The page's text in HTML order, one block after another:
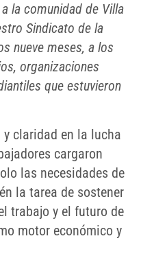
la comunidad de Villa
Sindicato de la
nueve meses, a los
organizaciones
que estuvieron
claridad en la lucha
cargaron
las necesidades de
la tarea de sostener
trabajo y el futuro de
motor económico y